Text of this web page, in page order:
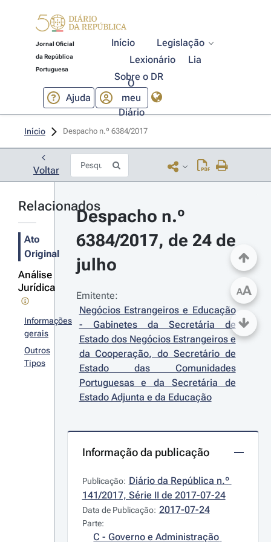
Jornal Oficial
da República
Portuguesa
Início
Legislação
Lexionário
Lia
Sobre o DR
Ajuda
O
meu
Diário
Início Despacho n.º 6384/2017
Voltar
Relacionados
Ato
Original
Análise
Jurídica
Informações
gerais
Outros
Tipos
Despacho n.º
6384/2017, de 24 de
julho
Emitente:
Negócios Estrangeiros e Educação
- Gabinetes da Secretária de
Estado dos Negócios Estrangeiros e
da Cooperação, do Secretário de
Estado das Comunidades
Portuguesas e da Secretária de
Estado Adjunta e da Educação
Informação da publicação
Publicação: Diário da República n.º
141/2017, Série II de 2017-07-24
Data de Publicação: 2017-07-24
Parte:
C - Governo e Administração
AA